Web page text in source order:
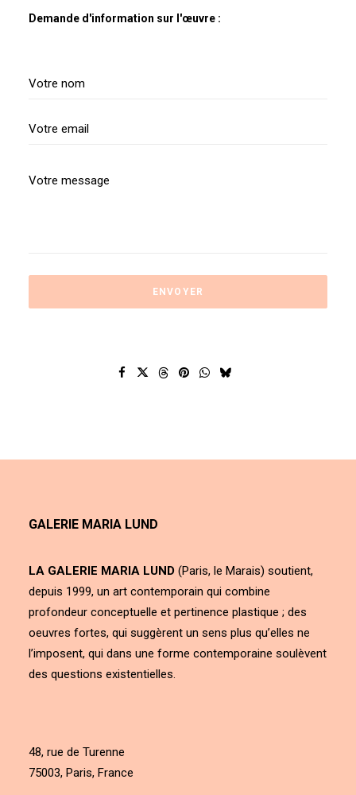
Demande d'information sur l'œuvre :
GALERIE MARIA LUND
LA GALERIE MARIA LUND (Paris, le Marais) soutient,
depuis 1999, un art contemporain qui combine
profondeur conceptuelle et pertinence plastique ; des
oeuvres fortes, qui suggèrent un sens plus qu’elles ne
l’imposent, qui dans une forme contemporaine soulèvent
des questions existentielles.
48, rue de Turenne
75003, Paris, France